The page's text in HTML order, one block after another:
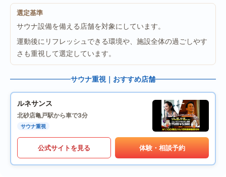
選定基準
サウナ設備を備える店舗を対象にしています。
運動後にリフレッシュできる環境や、施設全体の過ごしやす
さも重視して選定しています。
サウナ重視｜おすすめ店舗
ルネサンス
北砂店亀戸駅から車で3分
サウナ重視
公式サイトを見る 体験・相談予約